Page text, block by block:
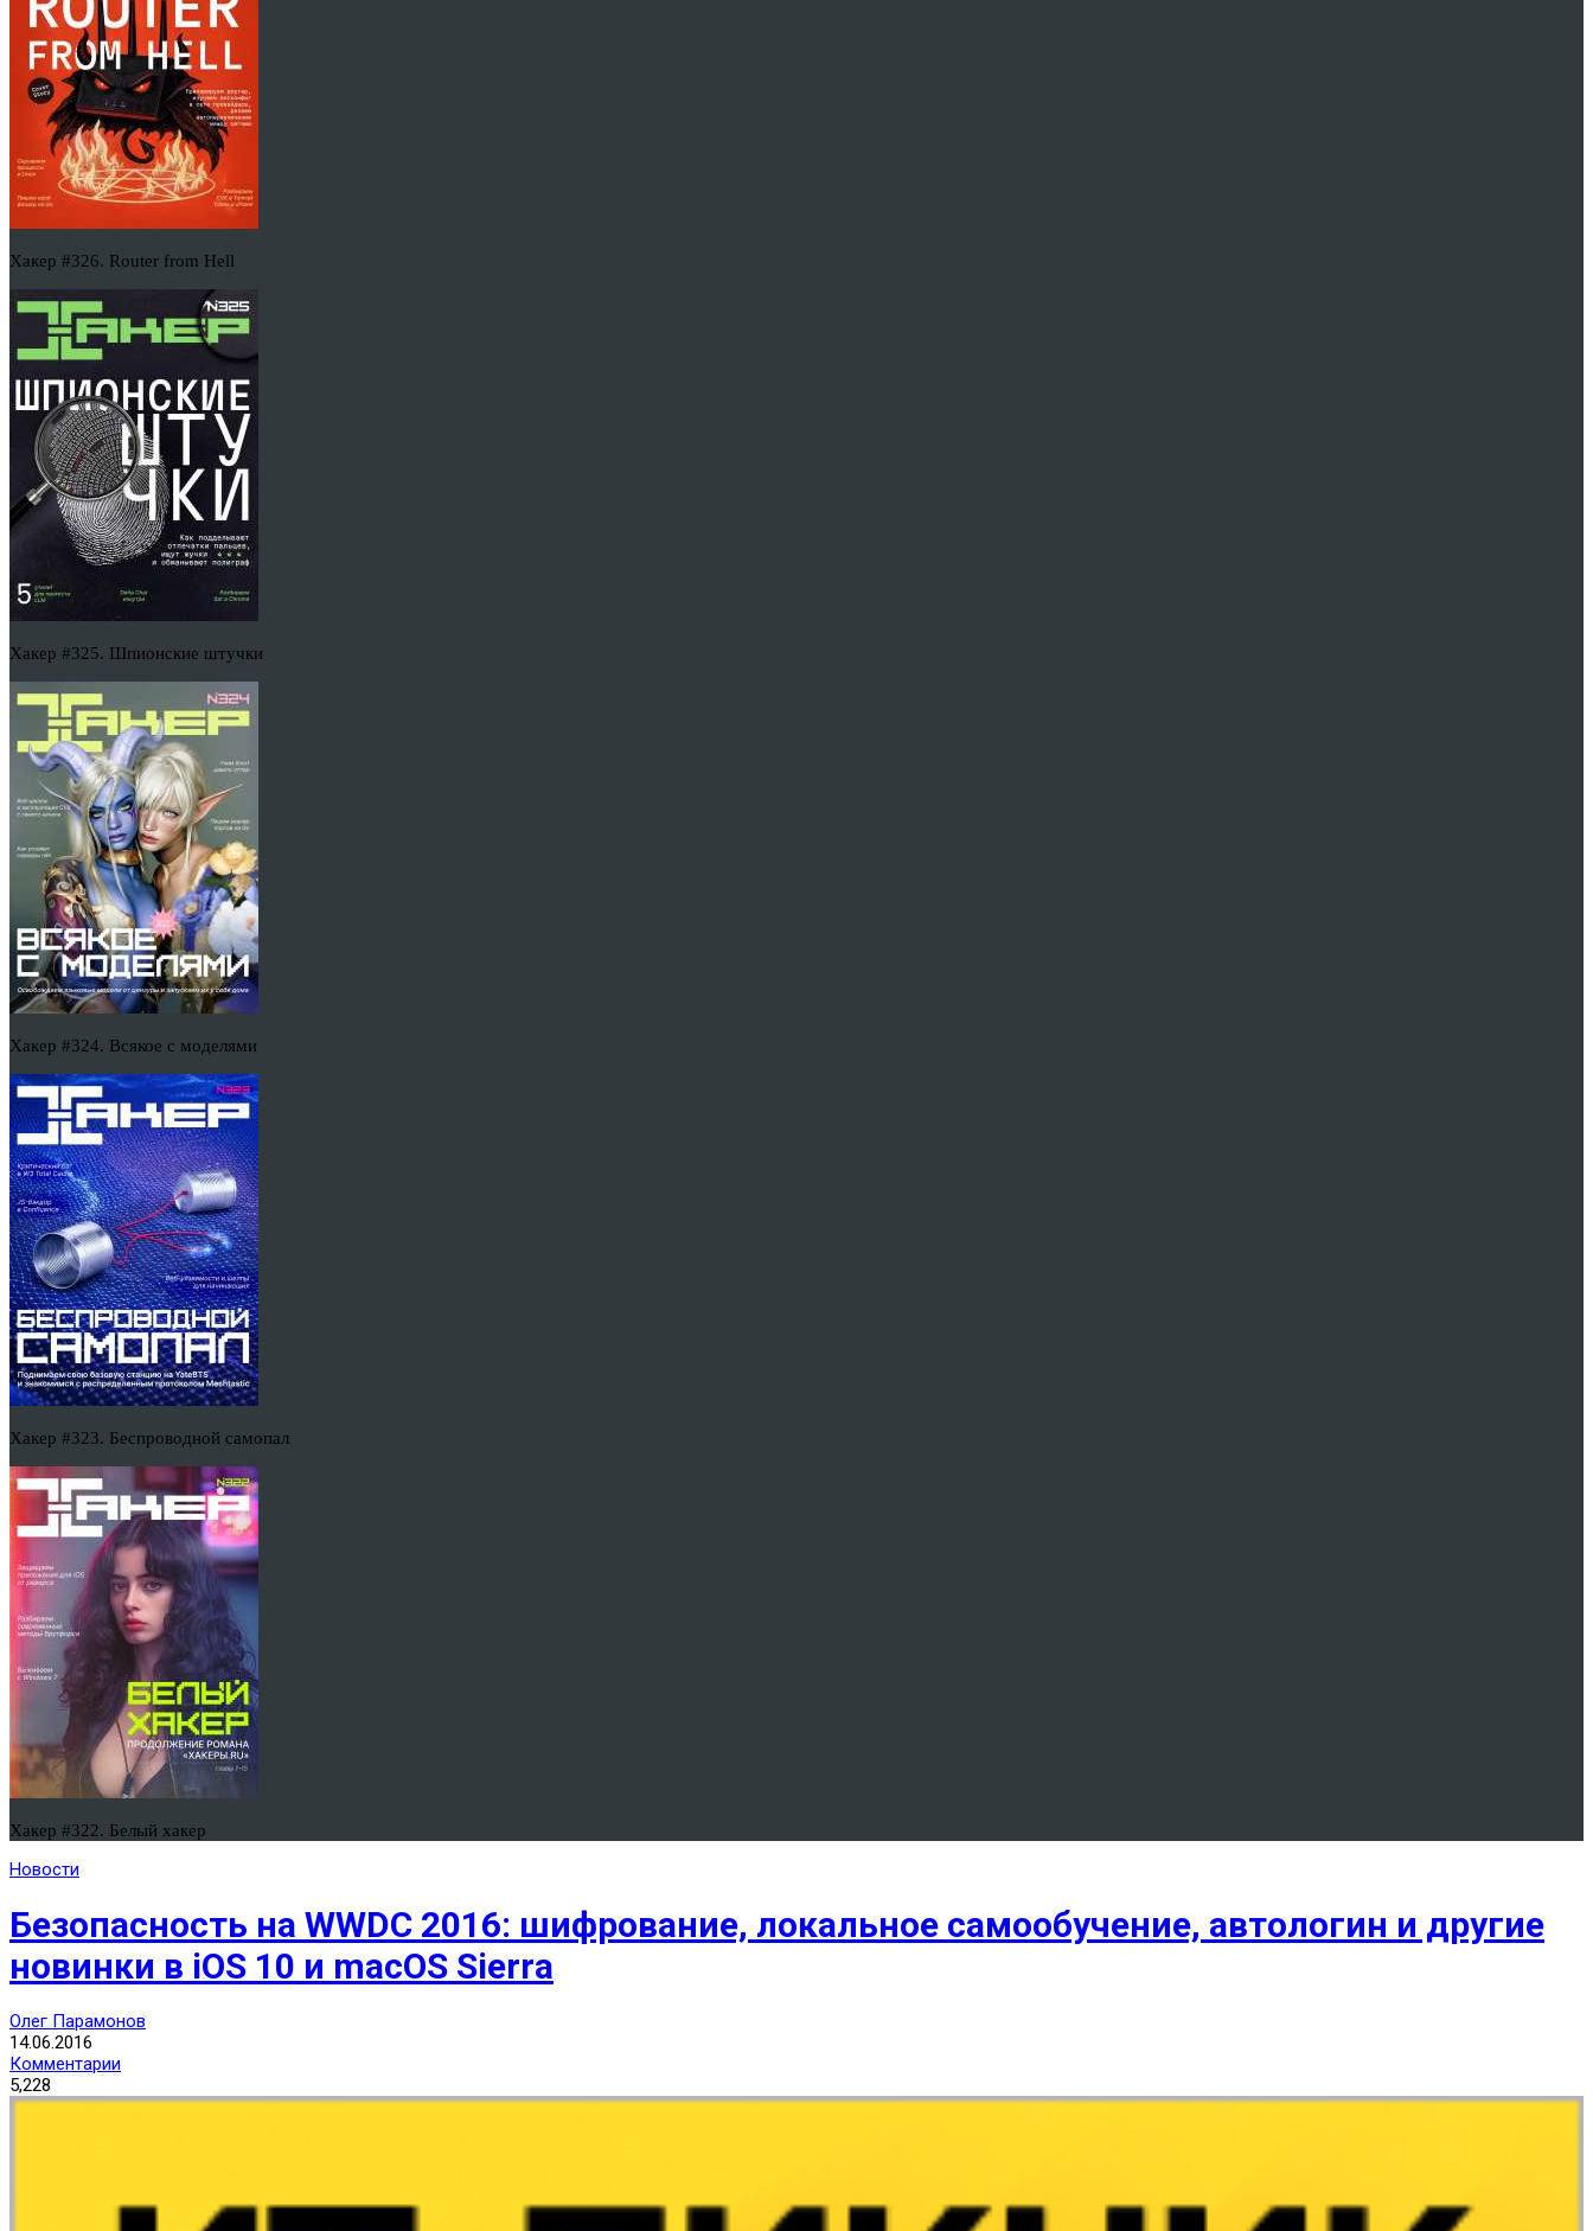
Хакер #326. Router from Hell
Хакер #325. Шпионские штучки
Хакер #324. Всякое с моделями
Хакер #323. Беспроводной самопал
Хакер #322. Белый хакер
Новости
Безопасность на WWDC 2016: шифрование, локальное самообучение, автологин и другие
новинки в iOS 10 и macOS Sierra
Олег Парамонов
14.06.2016
Комментарии
5,228